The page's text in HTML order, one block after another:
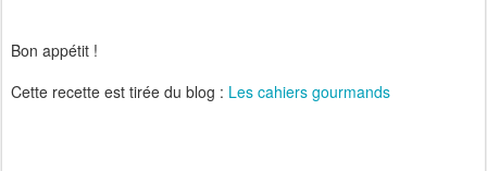
Bon appétit !
Cette recette est tirée du blog : Les cahiers gourmands